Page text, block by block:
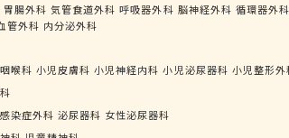
胃腸外科 気管食道外科 呼吸器外科 脳神経外科 循環器外科
管外科 内分泌外科
喉科 小児皮膚科 小児神経内科 小児泌尿器科 小児整形外
染症外科 泌尿器科 女性泌尿器科